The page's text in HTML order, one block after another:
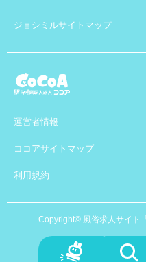
ジョシミルサイトマップ
運営者情報
ココアサイトマップ
利用規約
Copyright© 風俗求人サイト